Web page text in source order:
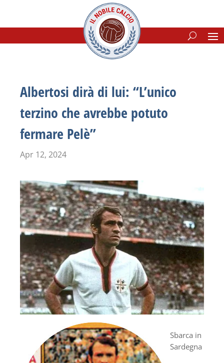
Albertosi dirà di lui: “L’unico
terzino che avrebbe potuto
fermare Pelè”
Apr 12, 2024
Sbarca in
Sardegna